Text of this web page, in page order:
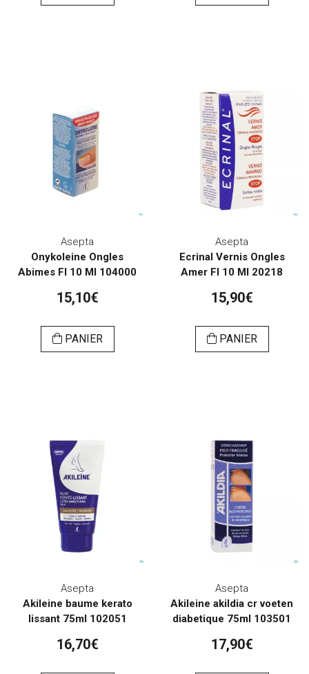
Asepta
Onykoleine Ongles
Abimes Fl 10 Ml 104000
15,10€
PANIER
Asepta
Ecrinal Vernis Ongles
Amer Fl 10 Ml 20218
15,90€
PANIER
Asepta
Akileine baume kerato
lissant 75ml 102051
16,70€
Asepta
Akileine akildia cr voeten
diabetique 75ml 103501
17,90€